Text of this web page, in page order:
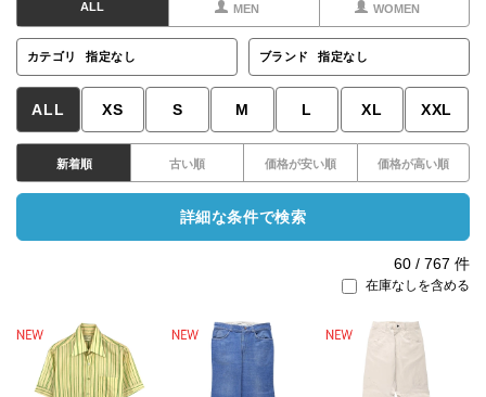
ALL MEN WOMEN
カテゴリ 指定なし ブランド 指定なし
ALL XS S M L XL XXL
新着順 古い順 価格が安い順 価格が高い順
詳細な条件で検索
60 / 767 件
在庫なしを含める